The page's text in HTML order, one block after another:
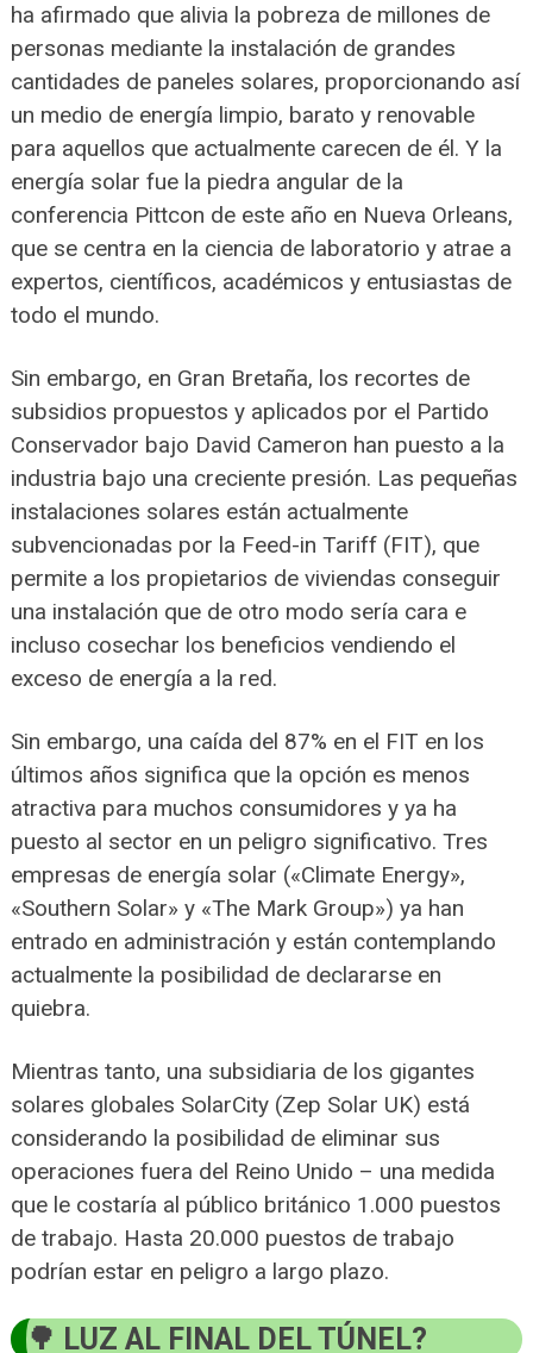
ha afirmado que alivia la pobreza de millones de
personas mediante la instalación de grandes
cantidades de paneles solares, proporcionando así
un medio de energía limpio, barato y renovable
para aquellos que actualmente carecen de él. Y la
energía solar fue la piedra angular de la
conferencia Pittcon de este año en Nueva Orleans,
que se centra en la ciencia de laboratorio y atrae a
expertos, científicos, académicos y entusiastas de
todo el mundo.
Sin embargo, en Gran Bretaña, los recortes de
subsidios propuestos y aplicados por el Partido
Conservador bajo David Cameron han puesto a la
industria bajo una creciente presión. Las pequeñas
instalaciones solares están actualmente
subvencionadas por la Feed-in Tariff (FIT), que
permite a los propietarios de viviendas conseguir
una instalación que de otro modo sería cara e
incluso cosechar los beneficios vendiendo el
exceso de energía a la red.
Sin embargo, una caída del 87% en el FIT en los
últimos años significa que la opción es menos
atractiva para muchos consumidores y ya ha
puesto al sector en un peligro significativo. Tres
empresas de energía solar («Climate Energy»,
«Southern Solar» y «The Mark Group») ya han
entrado en administración y están contemplando
actualmente la posibilidad de declararse en
quiebra.
Mientras tanto, una subsidiaria de los gigantes
solares globales SolarCity (Zep Solar UK) está
considerando la posibilidad de eliminar sus
operaciones fuera del Reino Unido – una medida
que le costaría al público británico 1.000 puestos
de trabajo. Hasta 20.000 puestos de trabajo
podrían estar en peligro a largo plazo.
LUZ AL FINAL DEL TÚNEL?